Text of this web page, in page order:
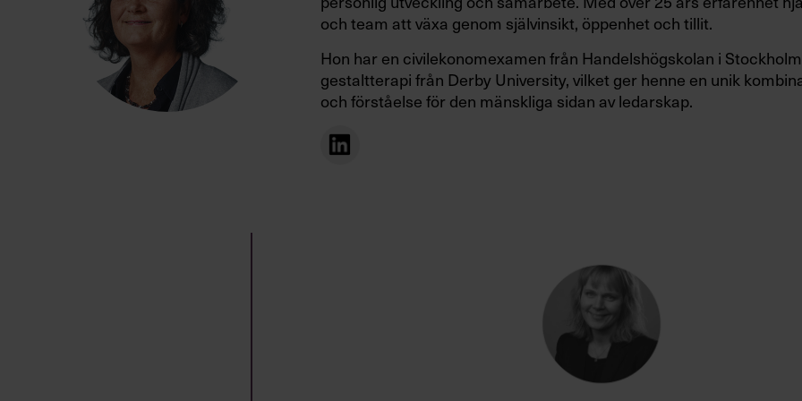
och team att växa genom självinsikt, öppenhet och tillit.
Hon har en civilekonomexamen från Handelshögskolan i
gestaltterapi från Derby University, vilket ger henne en unik
och förståelse för den mänskliga sidan av ledarskap.